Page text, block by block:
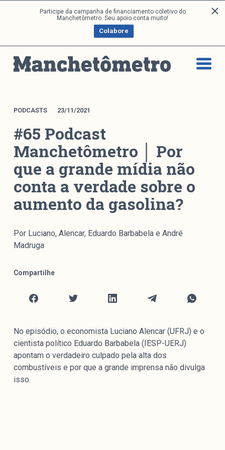
Participe da campanha de financiamento coletivo do
Manchetômetro. Seu apoio conta muito!
Colabore
a
p
d
Análises
DONI
Boletim M
M Facebook
M Instagram
Livros
Arquivos
Mediómetro
Política Externa Brasileira
Entrevistas M
Institucional
Nossa História
Missão
Metodologia
Equipe
PODCASTS 23/11/2021
#65 Podcast
Manchetômetro │ Por
que a grande mídia não
conta a verdade sobre o
aumento da gasolina?
Por Luciano, Alencar, Eduardo Barbabela e André
Madruga
Compartilhe
No episódio, o economista Luciano Alencar (UFRJ) e o
cientista político Eduardo Barbabela (IESP-UERJ)
apontam o verdadeiro culpado pela alta dos
combustíveis e por que a grande imprensa não divulga
isso.